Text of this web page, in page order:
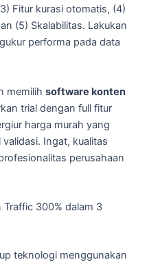
Fitur kurasi otomatis, (4)
(5) Skalabilitas. Lakukan
performa pada data
memilih software konten
trial dengan full fitur
harga murah yang
Ingat, kualitas
perusahaan
Traffic 300% dalam 3
teknologi menggunakan